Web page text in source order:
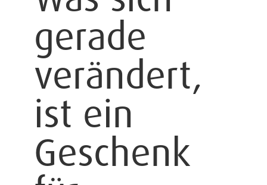
gerade
verändert,
ist ein
Geschenk